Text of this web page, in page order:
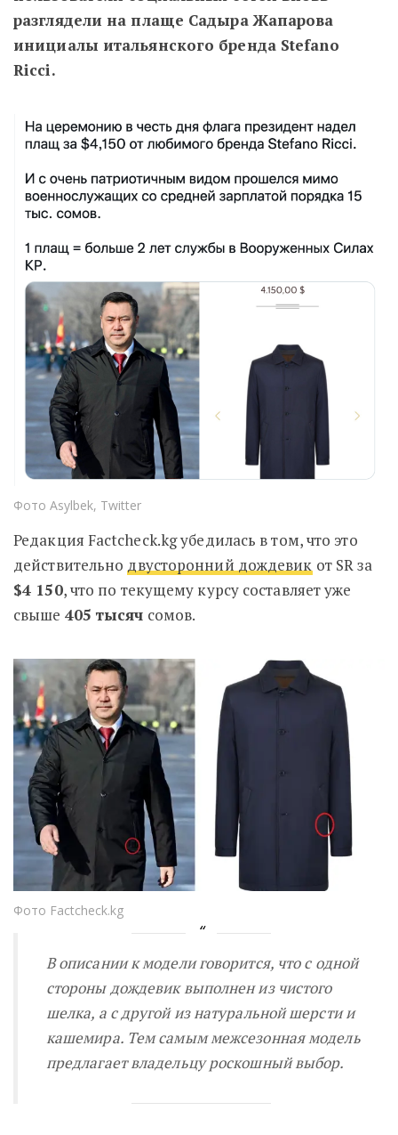
разглядели на плаще Садыра Жапарова
инициалы итальянского бренда Stefano
Ricci.
Фото Asylbek, Twitter
Редакция Factcheck.kg убедилась в том, что это
действительно двусторонний дождевик от SR за
$4 150, что по текущему курсу составляет уже
свыше 405 тысяч сомов.
Фото Factcheck.kg
В описании к модели говорится, что с одной
стороны дождевик выполнен из чистого
шелка, а с другой из натуральной шерсти и
кашемира. Тем самым межсезонная модель
предлагает владельцу роскошный выбор.